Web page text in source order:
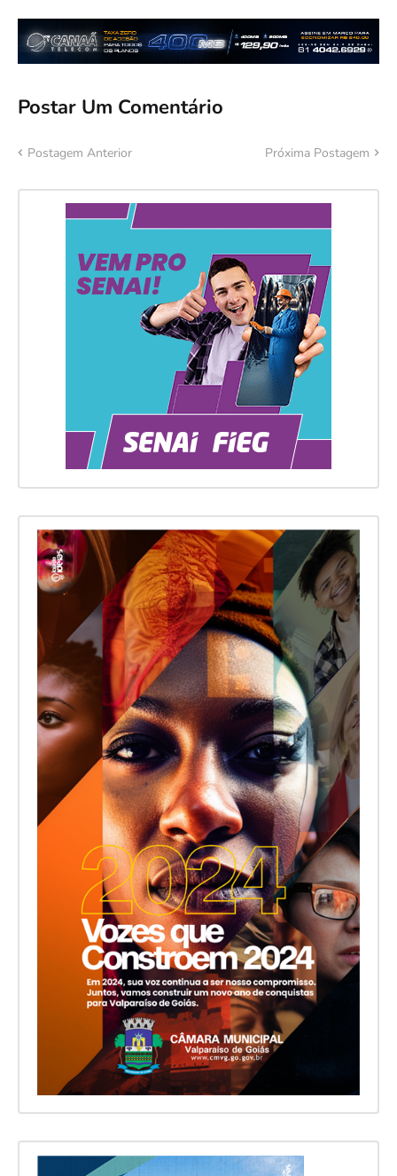
Postar Um Comentário
Postagem Anterior Próxima Postagem